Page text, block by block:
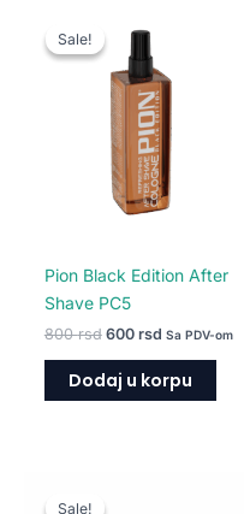
Sale!
Sale!
Pion Black Edition After
Shave PC5
800rsd
cena
je
bila:
800 rsd.
600 rsd
600 rsd.
Sa PDV-om
Dodaj u korpu
Sale!
Sale!